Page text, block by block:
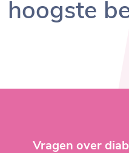
hoogste
Vragen over